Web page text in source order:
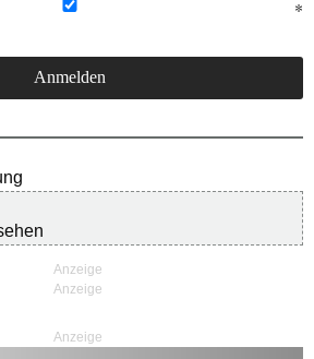
Anzeige